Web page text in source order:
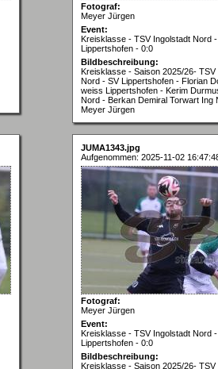
Fotograf:
Meyer Jürgen
Event:
Kreisklasse - TSV Ingolstadt Nord
Lippertshofen - 0:0
Bildbeschreibung:
Kreisklasse - Saison 2025/26- TSV
Nord - SV Lippertshofen - Florian
weiss Lippertshofen - Kerim
Nord - Berkan Demiral Torwart Ing
Meyer Jürgen
JUMA1343.jpg
Aufgenommen: 2025-11-02
Fotograf:
Meyer Jürgen
Event:
Kreisklasse - TSV Ingolstadt Nord
Lippertshofen - 0:0
Bildbeschreibung:
Kreisklasse - Saison 2025/26- TSV